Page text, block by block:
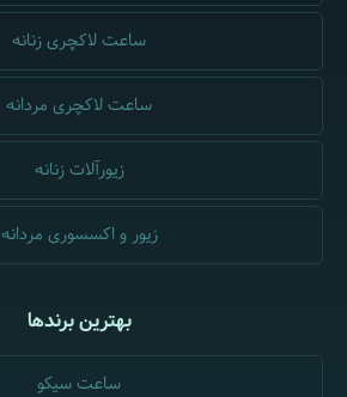
ساعت لاکچری زنانه
ساعت لاکچری مردانه
زیورآلات زنانه
زیور و اکسسوری مردانه
بهترین برندها
ساعت سیکو